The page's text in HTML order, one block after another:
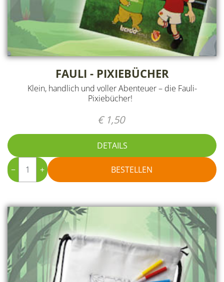
FAULI - PIXIEBÜCHER
Klein, handlich und voller Abenteuer – die Fauli-
Pixiebücher!
€ 1,50
DETAILS
− + BESTELLEN